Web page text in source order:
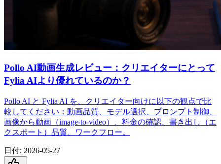
Pollo AI動画生成レビュー：クリエイターにとって
Fylia AIより優れているのか？
Pollo AI と Fylia AI を、クリエイター向けに以下の観点で比
較してください：動画品質、モデル選択、プロンプト制御、
画像から動画（image-to-video）、料金の確認、書き出し（エ
クスポート）品質、ワークフロー。
日付: 2026-05-27